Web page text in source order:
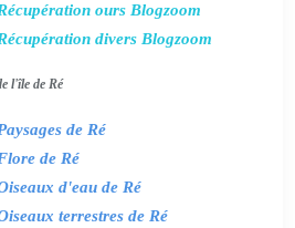
ours Blogzoom
divers Blogzoom
l'île de Ré
de Ré
de Ré
d'eau de Ré
terrestres de Ré